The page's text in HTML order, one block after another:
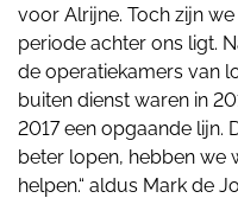
voor Alrijne. Toch zijn
periode achter ons ligt.
de operatiekamers van
buiten dienst waren in
2017 een opgaande lijn.
beter lopen, hebben we
helpen.“ aldus Mark de